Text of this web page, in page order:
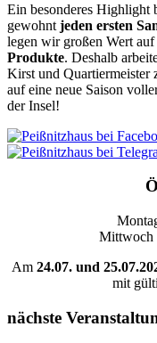
Ein besonderes Highlight
gewohnt jeden ersten
legen wir großen Wert auf
Produkte. Deshalb
Kirst und Quartiermeister
auf eine neue Saison
der Insel!
Mittwoch
Am 24.07. und
mit
nächste